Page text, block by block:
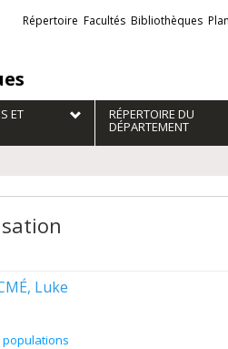
Liens
externes
Répertoire Facultés Bibliothèques
ET RÉPERTOIRE DU
DÉPARTEMENT
Luke